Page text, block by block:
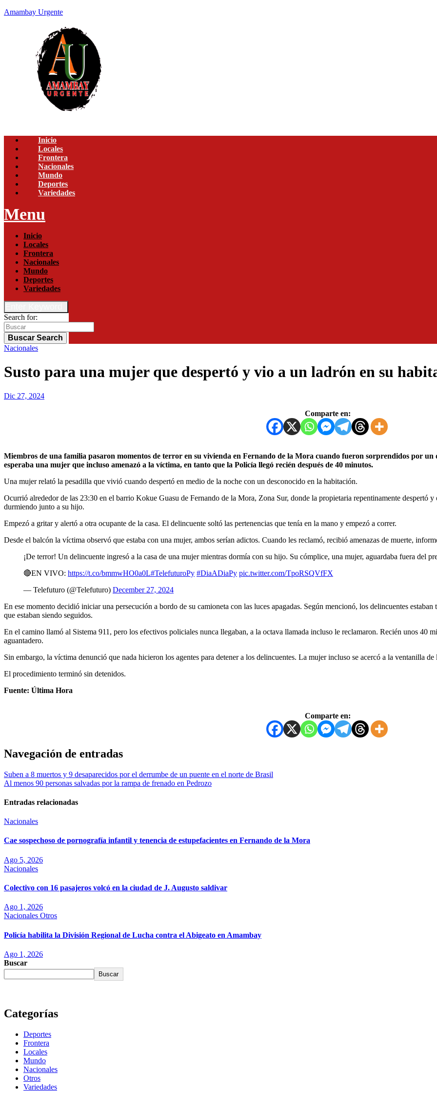
Amambay Urgente
Inicio
Locales
Frontera
Nacionales
Mundo
Deportes
Variedades
Menu
Inicio
Locales
Frontera
Nacionales
Mundo
Deportes
Variedades
Search for:
Buscar Search
Nacionales
Susto para una mujer que despertó y vio a un ladrón en su
Dic 27, 2024
Comparte en:
Miembros de una familia pasaron momentos de terror en su vivienda en Fernando de la Mora cuando fueron sorprendidos por un delincuente que ingresó mientras dormían. En las afueras lo
esperaba una mujer que incluso amenazó a la víctima, en tanto que la Policía llegó recién después de 40 minutos.
Una mujer relató la pesadilla que vivió cuando despertó en medio de la noche con un desconocido en la habitación.
Ocurrió alrededor de las 23:30 en el barrio Kokue Guasu de Fernando de la Mora, Zona Sur, donde la propietaria repentinamente despertó
durmiendo junto a su hijo.
Empezó a gritar y alertó a otra ocupante de la casa. El delincuente soltó las pertenencias que tenía en la mano y empezó a correr.
Desde el balcón la víctima observó que estaba con una mujer, ambos serían adictos. Cuando les reclamó, recibió amenazas de muerte,
¡De terror! Un delincuente ingresó a la casa de una mujer mientras dormía con su hijo. Su cómplice, una mujer, aguardaba fuera del
🔴EN VIVO: https://t.co/bmmwHO0a0L#TelefuturoPy #DiaADiaPy pic.twitter.com/TpoRSQVfFX
— Telefuturo (@Telefuturo) December 27, 2024
En ese momento decidió iniciar una persecución a bordo de su camioneta con las luces apagadas. Según mencionó, los delincuentes
que estaban siendo seguidos.
En el camino llamó al Sistema 911, pero los efectivos policiales nunca llegaban, a la octava llamada incluso le reclamaron. Recién unos 40
aguantadero.
Sin embargo, la víctima denunció que nada hicieron los agentes para detener a los delincuentes. La mujer incluso se acercó a la ventanilla
El procedimiento terminó sin detenidos.
Fuente: Última Hora
Comparte en:
Navegación de entradas
Suben a 8 muertos y 9 desaparecidos por el derrumbe de un puente en el norte de Brasil
Al menos 90 personas salvadas por la rampa de frenado en Pedrozo
Entradas relacionadas
Nacionales
Cae sospechoso de pornografía infantil y tenencia de estupefacientes en Fernando de la Mora
Ago 5, 2026
Nacionales
Colectivo con 16 pasajeros volcó en la ciudad de J. Augusto saldivar
Ago 1, 2026
Nacionales Otros
Policía habilita la División Regional de Lucha contra el Abigeato en Amambay
Ago 1, 2026
Buscar
Buscar
Categorías
Deportes
Frontera
Locales
Mundo
Nacionales
Otros
Variedades